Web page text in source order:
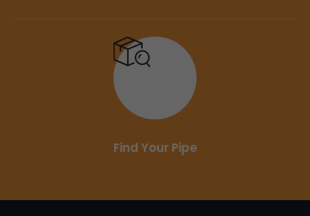
Find Your Pipe